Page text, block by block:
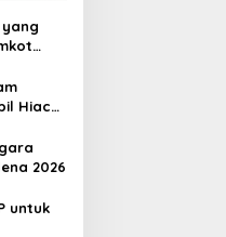
Hiace
2026
untuk